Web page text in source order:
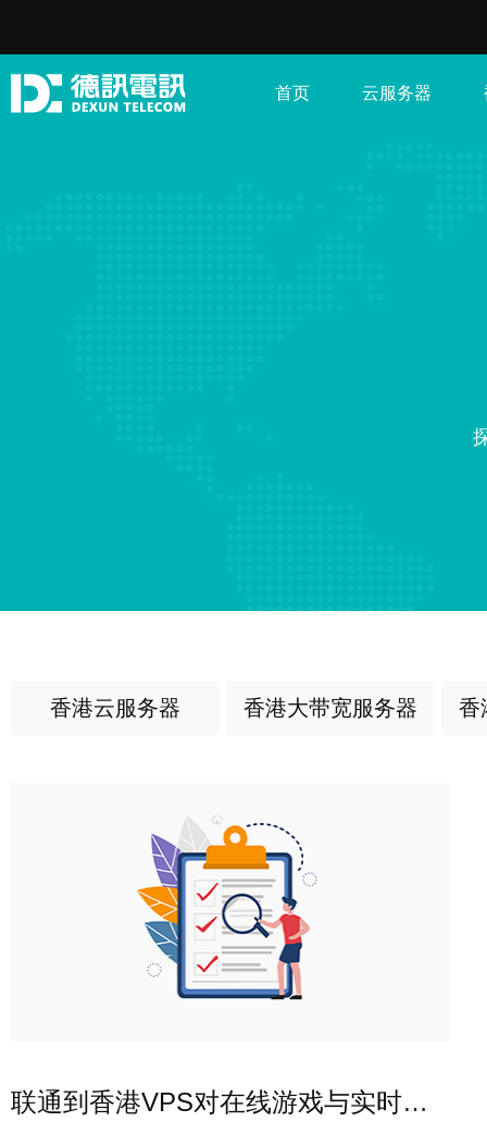
首页 云服务器
香港云服务器 香港大带宽服务器 香
联通到香港VPS对在线游戏与实时音